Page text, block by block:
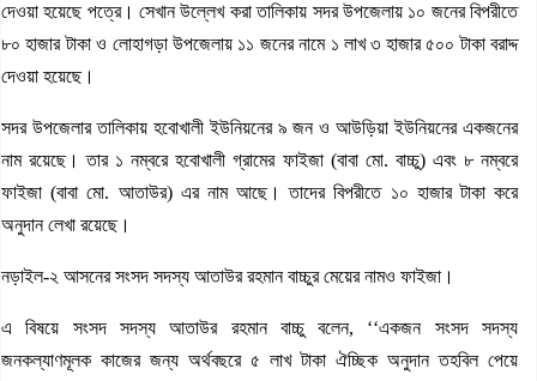
দেওয়া হয়েছে পত্রে। সেখান উল্লেখ করা তালিকায় সদর উপজেলায় ১০ জনের বিপরীতে
৮০ হাজার টাকা ও লোহাগড়া উপজেলায় ১১ জনের নামে ১ লাখ ৩ হাজার ৫০০ টাকা বরাদ্দ
দেওয়া হয়েছে।
সদর উপজেলার তালিকায় হবোখালী ইউনিয়নের ৯ জন ও আউড়িয়া ইউনিয়নের একজনের
নাম রয়েছে। তার ১ নম্বরে হবোখালী গ্রামের ফাইজা (বাবা মো. বাচ্চু) এবং ৮ নম্বরে
ফাইজা (বাবা মো. আতাউর) এর নাম আছে। তাদের বিপরীতে ১০ হাজার টাকা করে
অনুদান লেখা রয়েছে।
নড়াইল-২ আসনের সংসদ সদস্য আতাউর রহমান বাচ্চুর মেয়ের নামও ফাইজা।
এ বিষয়ে সংসদ সদস্য আতাউর রহমান বাচ্চু বলেন, ‘‘একজন সংসদ সদস্য
জনকল্যাণমূলক কাজের জন্য অর্থবছরে ৫ লাখ টাকা ঐচ্ছিক অনুদান তহবিল পেয়ে